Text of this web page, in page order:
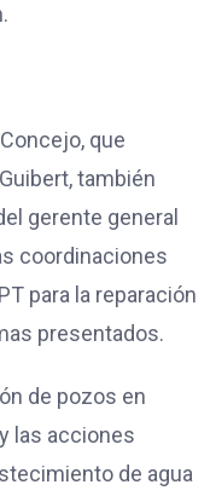
que
también
gerente general
coordinaciones
para la reparación
presentados.
de pozos en
las acciones
de agua